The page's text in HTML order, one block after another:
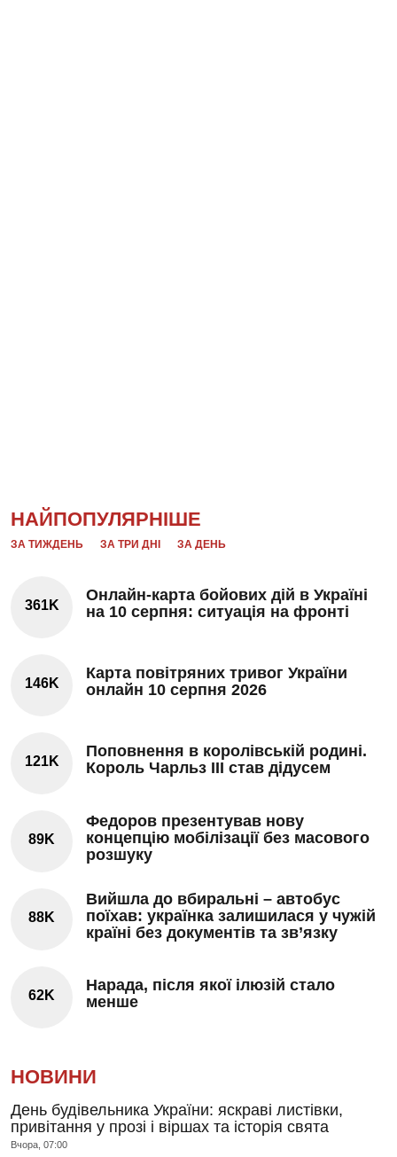
НАЙПОПУЛЯРНІШЕ
ЗА ТИЖДЕНЬ ЗА ТРИ ДНІ ЗА ДЕНЬ
361K
Онлайн-карта бойових дій в Україні
на 10 серпня: ситуація на фронті
146K
Карта повітряних тривог України
онлайн 10 серпня 2026
121K
Поповнення в королівській родині.
Король Чарльз III став дідусем
89K
Федоров презентував нову
концепцію мобілізації без масового
розшуку
88K
Вийшла до вбиральні – автобус
поїхав: українка залишилася у чужій
країні без документів та зв’язку
62K
Нарада, після якої ілюзій стало
менше
НОВИНИ
День будівельника України: яскраві листівки,
привітання у прозі і віршах та історія свята
Вчора, 07:00